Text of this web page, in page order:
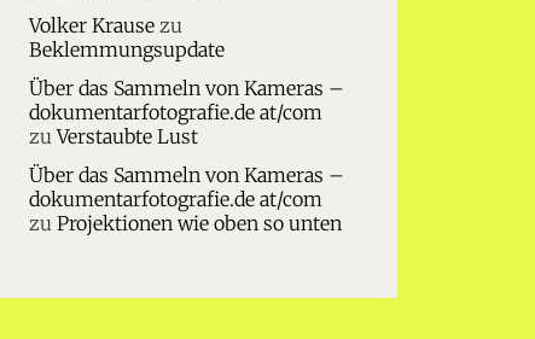
Volker Krausezu
Beklemmungsupdate
Über das Sammeln von Kameras –
dokumentarfotografie.de at/com
zuVerstaubte Lust
Über das Sammeln von Kameras –
dokumentarfotografie.de at/com
zu Projektionen wie oben so unten